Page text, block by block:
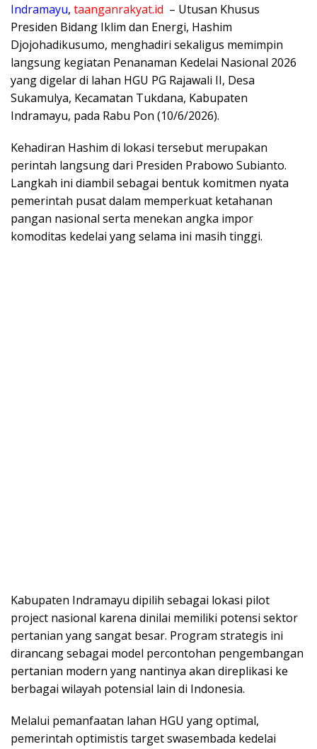
​Indramayu, taanganrakyat.id – Utusan Khusus
Presiden Bidang Iklim dan Energi, Hashim
Djojohadikusumo, menghadiri sekaligus memimpin
langsung kegiatan Penanaman Kedelai Nasional 2026
yang digelar di lahan HGU PG Rajawali II, Desa
Sukamulya, Kecamatan Tukdana, Kabupaten
Indramayu, pada Rabu Pon (10/6/2026).
Kehadiran Hashim di lokasi tersebut merupakan
perintah langsung dari Presiden Prabowo Subianto.
Langkah ini diambil sebagai bentuk komitmen nyata
pemerintah pusat dalam memperkuat ketahanan
pangan nasional serta menekan angka impor
komoditas kedelai yang selama ini masih tinggi.
​Kabupaten Indramayu dipilih sebagai lokasi pilot
project nasional karena dinilai memiliki potensi sektor
pertanian yang sangat besar. Program strategis ini
dirancang sebagai model percontohan pengembangan
pertanian modern yang nantinya akan direplikasi ke
berbagai wilayah potensial lain di Indonesia.
Melalui pemanfaatan lahan HGU yang optimal,
pemerintah optimistis target swasembada kedelai